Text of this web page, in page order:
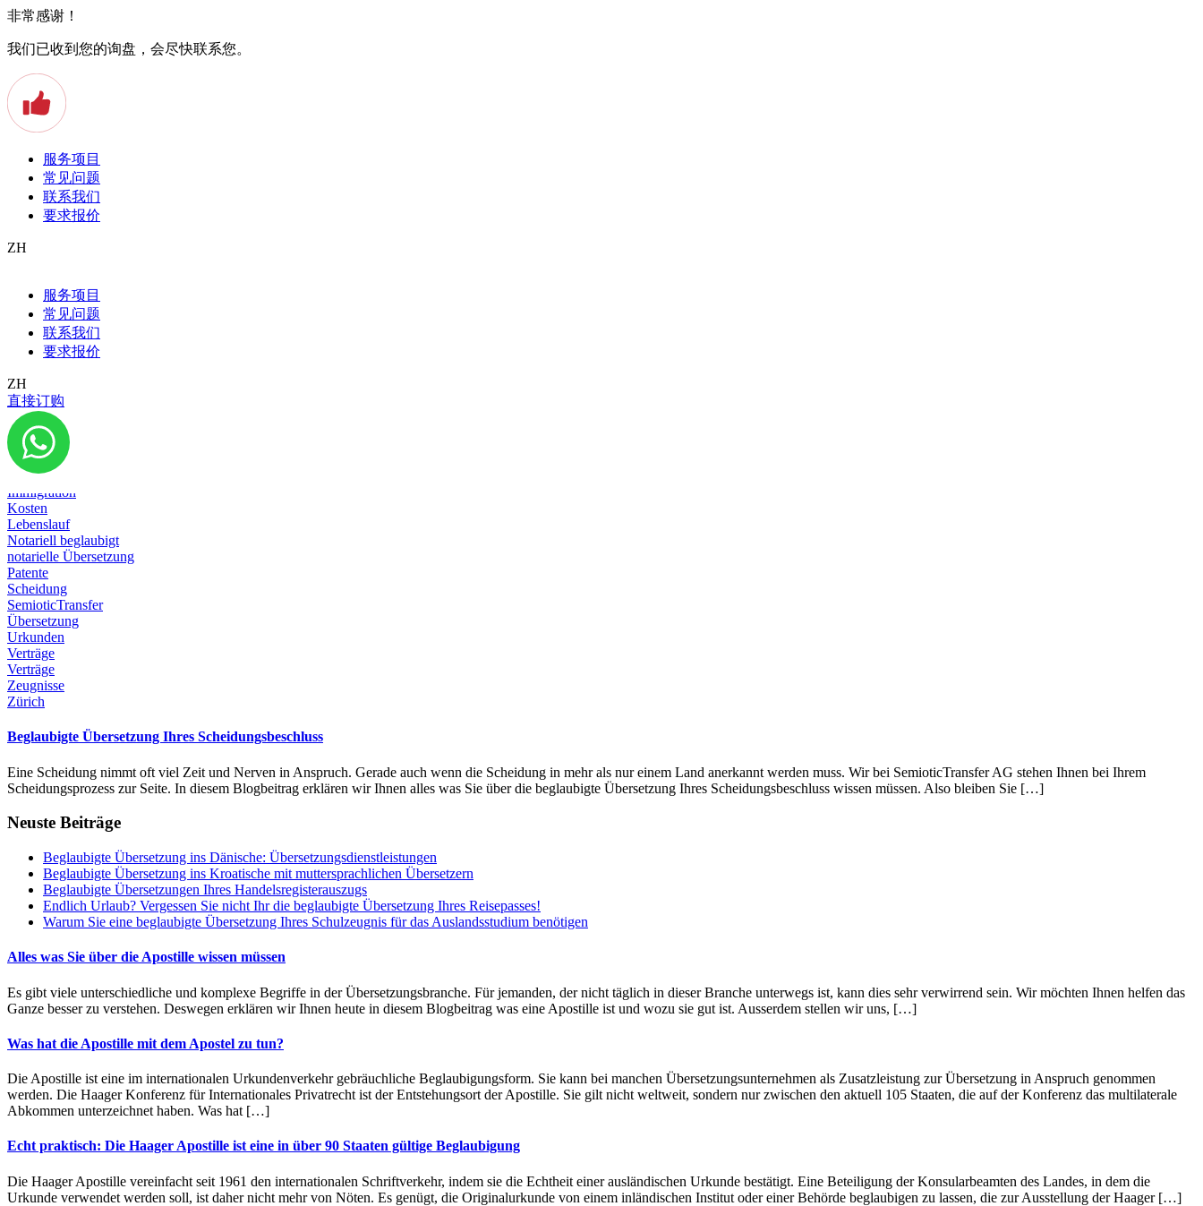
非常感谢！
我们已收到您的询盘，会尽快联系您。
服务项目
常见问题
联系我们
要求报价
ZH
服务项目
常见问题
联系我们
要求报价
ZH
直接订购
Apostille
Arbeitszeugnis
Auslandstudium
Baden
Beeidigter Übersetzer
Beglaubigte Übersetzung
Bern
Diplom
Dokumente
Emigration
Geburtsurkunde
Heirat
Immigration
Kosten
Lebenslauf
Notariell beglaubigt
notarielle Übersetzung
Patente
Scheidung
SemioticTransfer
Übersetzung
Urkunden
Verträge
Verträge
Zeugnisse
Zürich
Beglaubigte Übersetzung Ihres Scheidungsbeschluss
Eine Scheidung nimmt oft viel Zeit und Nerven in Anspruch. Gerade auch wenn die Scheidung in mehr als nur einem Land anerkannt werden muss. Wir bei SemioticTransfer AG stehen Ihnen bei Ihrem
Scheidungsprozess zur Seite. In diesem Blogbeitrag erklären wir Ihnen alles was Sie über die beglaubigte Übersetzung Ihres Scheidungsbeschluss wissen müssen. Also bleiben Sie […]
Neuste Beiträge
Beglaubigte Übersetzung ins Dänische: Übersetzungsdienstleistungen
Beglaubigte Übersetzung ins Kroatische mit muttersprachlichen Übersetzern
Beglaubigte Übersetzungen Ihres Handelsregisterauszugs
Endlich Urlaub? Vergessen Sie nicht Ihr die beglaubigte Übersetzung Ihres Reisepasses!
Warum Sie eine beglaubigte Übersetzung Ihres Schulzeugnis für das Auslandsstudium benötigen
Alles was Sie über die Apostille wissen müssen
Es gibt viele unterschiedliche und komplexe Begriffe in der Übersetzungsbranche. Für jemanden, der nicht täglich in dieser Branche unterwegs ist, kann dies sehr verwirrend sein. Wir möchten Ihnen helfen das
Ganze besser zu verstehen. Deswegen erklären wir Ihnen heute in diesem Blogbeitrag was eine Apostille ist und wozu sie gut ist. Ausserdem stellen wir uns, […]
Was hat die Apostille mit dem Apostel zu tun?
Die Apostille ist eine im internationalen Urkundenverkehr gebräuchliche Beglaubigungsform. Sie kann bei manchen Übersetzungsunternehmen als Zusatzleistung zur Übersetzung in Anspruch genommen
werden. Die Haager Konferenz für Internationales Privatrecht ist der Entstehungsort der Apostille. Sie gilt nicht weltweit, sondern nur zwischen den aktuell 105 Staaten, die auf der Konferenz das multilaterale
Abkommen unterzeichnet haben. Was hat […]
Echt praktisch: Die Haager Apostille ist eine in über 90 Staaten gültige Beglaubigung
Die Haager Apostille vereinfacht seit 1961 den internationalen Schriftverkehr, indem sie die Echtheit einer ausländischen Urkunde bestätigt. Eine Beteiligung der Konsularbeamten des Landes, in dem die
Urkunde verwendet werden soll, ist daher nicht mehr von Nöten. Es genügt, die Originalurkunde von einem inländischen Institut oder einer Behörde beglaubigen zu lassen, die zur Ausstellung der Haager […]